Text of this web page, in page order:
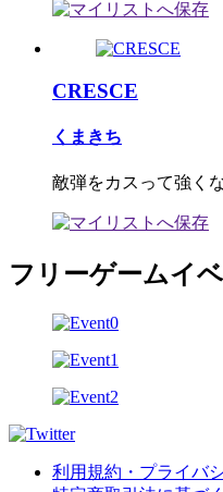
CRESCE
くまきち
敵弾をカスって強く
フリーゲームイ
利用規約・プライバ